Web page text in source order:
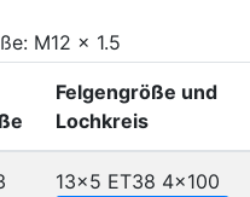
M12 x 1.5
Felgengröße und
Lochkreis
13x5 ET38 4x100